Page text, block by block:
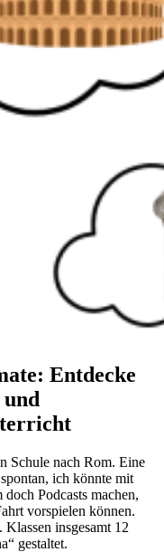
Entdecke
und
Schule nach Rom. Eine
ich könnte mit
Podcasts machen,
vorspielen können.
insgesamt 12
gestaltet.